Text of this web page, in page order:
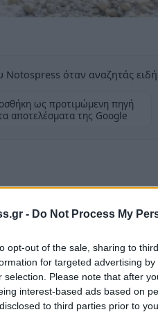
- Do Not Process My
opt-out of the sale, sharing to
for targeted advertising
selection. Please note that after
interest-based ads based on
to third parties prior to
όταν αναζητάς
ως προτιμώμενη πηγή
αποτελέσματα της Google
εξορμά ο
με την
αλλά και σε μερικά